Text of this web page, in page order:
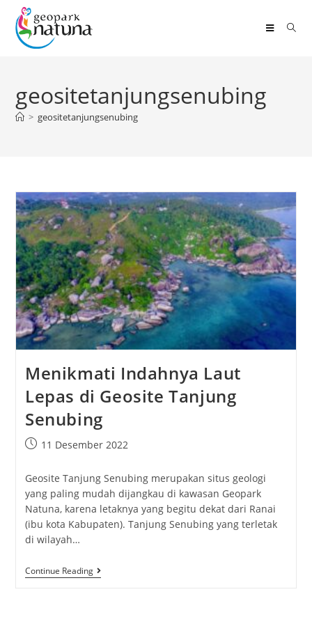
geositetanjungsenubing
> geositetanjungsenubing
Menikmati Indahnya Laut
Lepas di Geosite Tanjung
Senubing
11 Desember 2022
Geosite Tanjung Senubing merupakan situs geologi
yang paling mudah dijangkau di kawasan Geopark
Natuna, karena letaknya yang begitu dekat dari Ranai
(ibu kota Kabupaten). Tanjung Senubing yang terletak
di wilayah…
Continue Reading